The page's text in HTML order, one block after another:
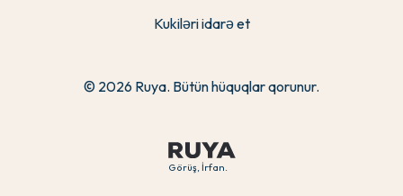
Görüş, İrfan.
Kukiləri idarə et
© 2026 Ruya. Bütün hüquqlar qorunur.